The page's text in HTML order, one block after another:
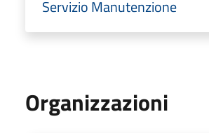
Servizio Manutenzione
Organizzazioni